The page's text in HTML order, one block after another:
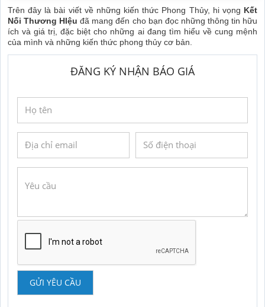
Trên đây là bài viết về những kiến thức Phong Thủy, hi vọng Kết
Nối Thương HIệu đã mang đến cho bạn đọc những thông tin hữu
ích và giá trị, đặc biệt cho những ai đang tìm hiểu về cung mệnh
của mình và những kiến thức phong thủy cơ bản.
ĐĂNG KÝ NHẬN BÁO GIÁ
GỬI YÊU CẦU